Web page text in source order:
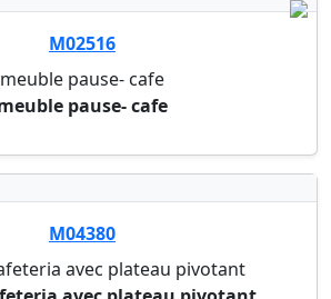
775522
cafe
a cafe senseo regular
775523